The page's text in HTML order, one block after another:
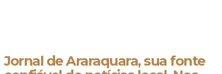
Jornal de Araraquara, sua fonte